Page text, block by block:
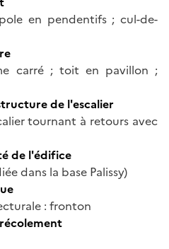
en pendentifs ; cul-de-
carré ; toit en pavillon ;
de l'escalier
tournant à retours avec
de l'édifice
dans la base Palissy)
: fronton